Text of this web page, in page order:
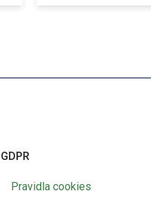
GDPR
Pravidla cookies